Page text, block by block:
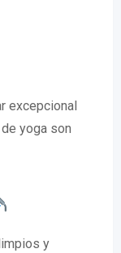
excepcional
yoga son
y